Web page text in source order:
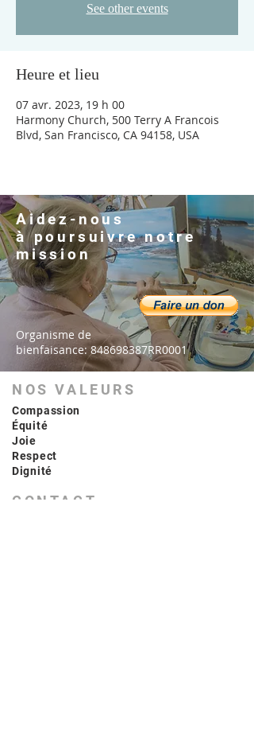
See other events
Heure et lieu
07 avr. 2023, 19 h 00
Harmony Church, 500 Terry A Francois
Blvd, San Francisco, CA 94158, USA
Aidez-nous
àpoursuivrenotre
mission
Organisme de
bienfaisance: 848698387RR0001
NOS VALEURS
Compassion
Équité
Joie
Respect
Dignité
CONTACT